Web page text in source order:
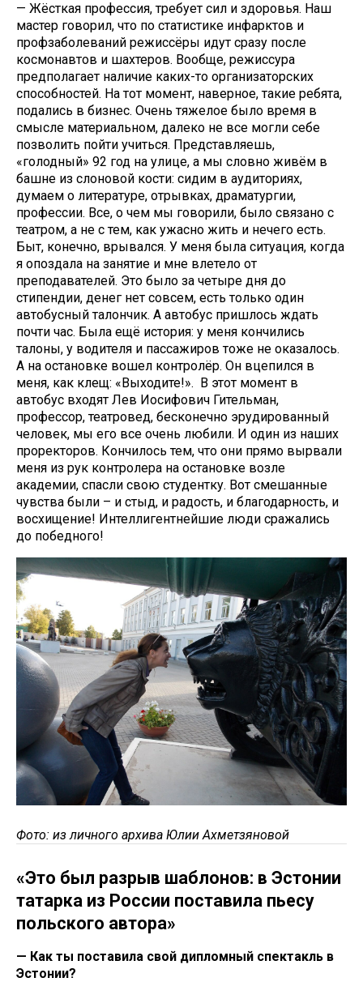
— Жёсткая профессия, требует сил и здоровья. Наш
мастер говорил, что по статистике инфарктов и
профзаболеваний режиссёры идут сразу после
космонавтов и шахтеров. Вообще, режиссура
предполагает наличие каких-то организаторских
способностей. На тот момент, наверное, такие ребята,
подались в бизнес. Очень тяжелое было время в
смысле материальном, далеко не все могли себе
позволить пойти учиться. Представляешь,
«голодный» 92 год на улице, а мы словно живём в
башне из слоновой кости: сидим в аудиториях,
думаем о литературе, отрывках, драматургии,
профессии. Все, о чем мы говорили, было связано с
театром, а не с тем, как ужасно жить и нечего есть.
Быт, конечно, врывался. У меня была ситуация, когда
я опоздала на занятие и мне влетело от
преподавателей. Это было за четыре дня до
стипендии, денег нет совсем, есть только один
автобусный талончик. А автобус пришлось ждать
почти час. Была ещё история: у меня кончились
талоны, у водителя и пассажиров тоже не оказалось.
А на остановке вошел контролёр. Он вцепился в
меня, как клещ: «Выходите!». В этот момент в
автобус входят Лев Иосифович Гительман,
профессор, театровед, бесконечно эрудированный
человек, мы его все очень любили. И один из наших
проректоров. Кончилось тем, что они прямо вырвали
меня из рук контролера на остановке возле
академии, спасли свою студентку. Вот смешанные
чувства были – и стыд, и радость, и благодарность, и
восхищение! Интеллигентнейшие люди сражались
до победного!
Фото: из личного архива Юлии Ахметзяновой
«Это был разрыв шаблонов: в Эстонии
татарка из России поставила пьесу
польского автора»
— Как ты поставила свой дипломный спектакль в
Эстонии?